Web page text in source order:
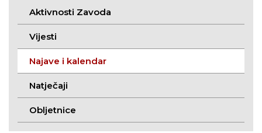
Aktivnosti Zavoda
Vijesti
Najave i kalendar
Natječaji
Obljetnice